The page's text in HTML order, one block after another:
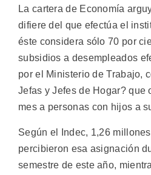
La cartera de Economía
difiere del que efectúa el
éste considera sólo 70 por
subsidios a desempleados
por el Ministerio de Trabajo,
Jefas y Jefes de Hogar? que
mes a personas con hijos a
Según el Indec, 1,26
percibieron esa asignación
semestre de este año,